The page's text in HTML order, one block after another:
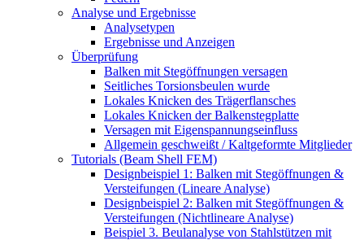
Analyse und Ergebnisse
Analysetypen
Ergebnisse und Anzeigen
Überprüfung
Balken mit Stegöffnungen versagen
Seitliches Torsionsbeulen wurde
Lokales Knicken des Trägerflansches
Lokales Knicken der Balkenstegplatte
Versagen mit Eigenspannungseinfluss
Allgemein geschweißt / Kaltgeformte Mitglieder
Tutorials (Beam Shell FEM)
Designbeispiel 1: Balken mit Stegöffnungen &
Versteifungen (Lineare Analyse)
Designbeispiel 2: Balken mit Stegöffnungen &
Versteifungen (Nichtlineare Analyse)
Beispiel 3. Beulanalyse von Stahlstützen mit